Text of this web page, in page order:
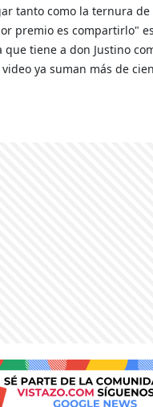
tanto como la ternura
premio es compartirlo"
que tiene a don Justino
ya suman más de